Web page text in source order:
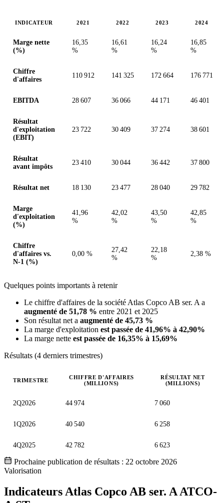
INDICATEUR 2021 2022 2023 2024
Marge nette
(%)
16,35
%
16,61
%
16,24
%
16,85
%
Chiffre
d'affaires
110 912 141 325 172 664 176 771
EBITDA 28 607 36 066 44 171 46 401
Résultat
d'exploitation
(EBIT)
23 722 30 409 37 274 38 601
Résultat
avant impôts
23 410 30 044 36 442 37 800
Résultat net 18 130 23 477 28 040 29 782
Marge
d'exploitation
(%)
41,96
%
42,02
%
43,50
%
42,85
%
Chiffre
d'affaires vs.
N-1 (%)
0,00 %
27,42
%
22,18
%
2,38 %
Quelques points importants à retenir
Le chiffre d'affaires de la société Atlas Copco AB ser. A a
augmenté de 51,78 % entre 2021 et 2025
Son résultat net a augmenté de 45,73 %
La marge d'exploitation est passée de 41,96% à 42,90%
La marge nette est passée de 16,35% à 15,69%
Résultats (4 derniers trimestres)
TRIMESTRE
CHIFFRE D'AFFAIRES
(MILLIONS)
RÉSULTAT NET
(MILLIONS)
2Q2026 44 974 7 060
1Q2026 40 540 6 258
4Q2025 42 782 6 623
Prochaine publication de résultats : 22 octobre 2026
Valorisation
Indicateurs Atlas Copco AB ser. AATCO-